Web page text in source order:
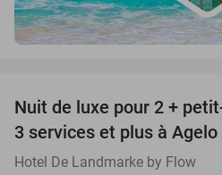
Nuit de luxe pour 2 +
3 services et plus à Agelo
Hotel De Landmarke by Flow